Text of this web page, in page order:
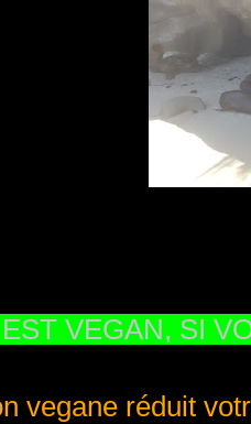
VEGAN, SI
vegane réduit